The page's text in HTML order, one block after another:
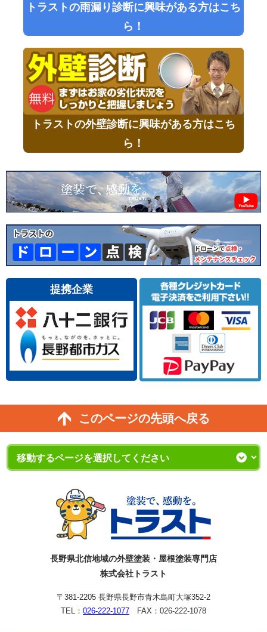
トラストの雨漏り診断に興味がある方はこち
ら！
トラストの外壁診断に興味がある方はこち
ら！
提携企業
このページの先頭へ戻る
長野県北信地域の外壁塗装・屋根塗装専門店
株式会社トラスト
〒381-2205 長野県長野市青木島町大塚352-2
TEL： 026-222-1077 FAX：026-222-1078